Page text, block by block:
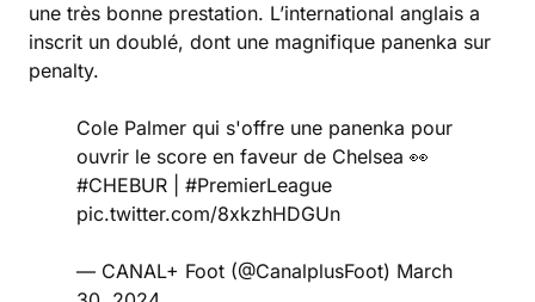
une très bonne prestation. L’international anglais a
inscrit un doublé, dont une magnifique panenka sur
penalty.
Cole Palmer qui s'offre une panenka pour
ouvrir le score en faveur de Chelsea 👀
#CHEBUR
#PremierLeague
pic.twitter.com/8xkzhHDGUn
— CANAL+ Foot (@CanalplusFoot) March